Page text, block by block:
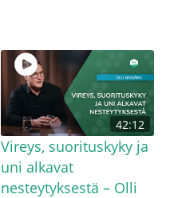
42:12
Vireys, suorituskyky ja
uni alkavat
nesteytyksestä – Olli